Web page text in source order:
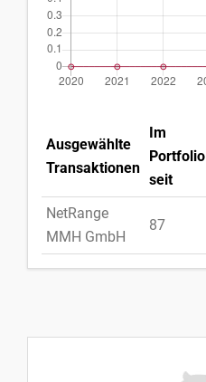
Ausgewählte
Transaktionen
Im
Portfolio
seit
NetRange
MMH GmbH
87